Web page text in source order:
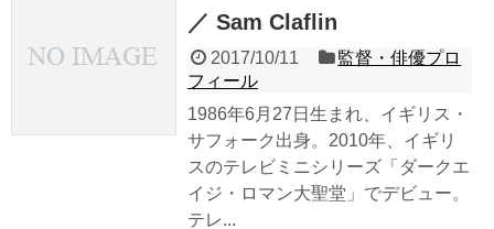
／ Sam Claflin
2017/10/11
監督・俳優プロ
フィール
1986年6月27日生まれ、イギリス・
サフォーク出身。2010年、イギリ
スのテレビミニシリーズ「ダークエ
イジ・ロマン大聖堂」でデビュー。
テレ...